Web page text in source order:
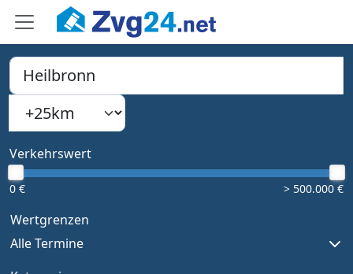
PLZ, Ort oder Bundesland
Type 1 or more characters for results.
Suchradius
Verkehrswert
0 € > 500.000 €
Wertgrenzen
Alle Termine